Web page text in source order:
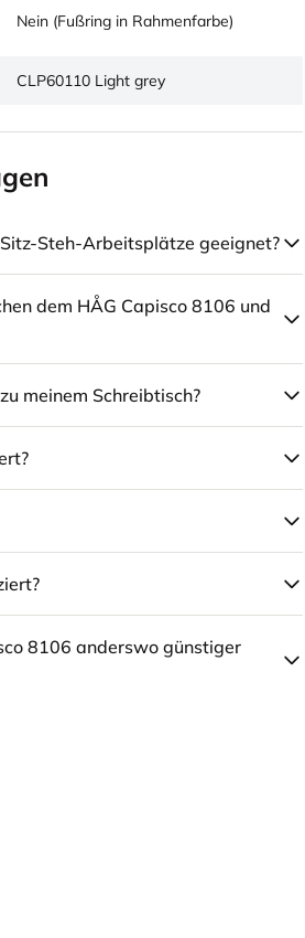
Nein (Fußring in Rahmenfarbe)
CLP60110 Light grey
Steh-Arbeitsplätze geeignet?
dem HÅG Capisco 8106 und
meinem Schreibtisch?
8106 anderswo günstiger